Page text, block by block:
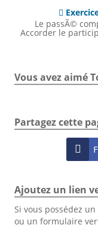

Le passÃ©
Accorder le
Vous avez aimé
Partagez cette

Ajoutez un lien
Si vous possédez
ou un formulaire